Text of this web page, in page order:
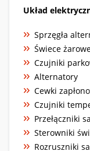
Układ
Sprzęgła
Świece
Czujniki
Alternatory
Cewki
Czujniki
Przełączniki
Sterowniki
Rozruszniki